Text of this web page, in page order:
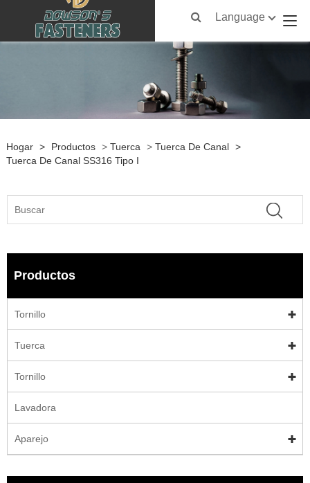
Language
Hogar > Productos > Tuerca > Tuerca De Canal >
Tuerca De Canal SS316 Tipo I
Productos
Tornillo
Tuerca
Tornillo
Lavadora
Aparejo